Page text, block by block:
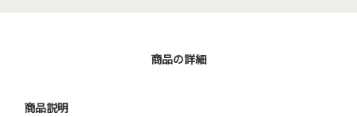
商品の詳細
商品説明